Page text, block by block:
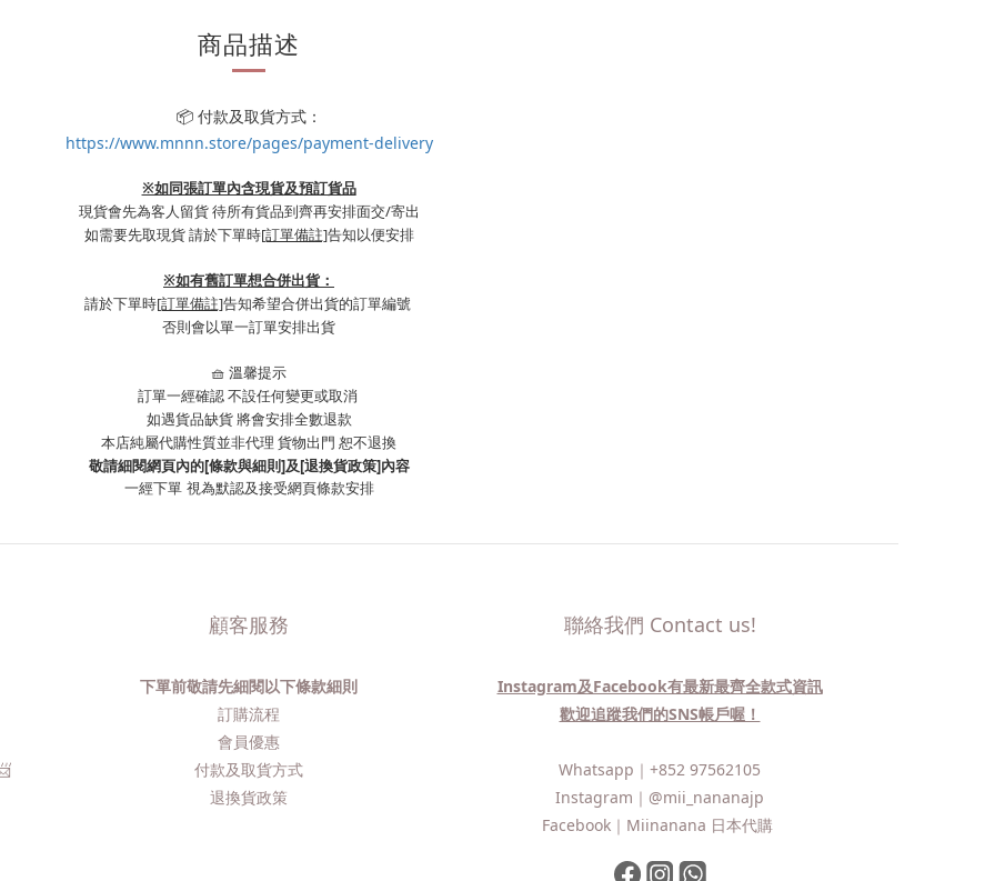
商品描述
📦 付款及取貨方式：
https://www.mnnn.store/pages/payment-delivery
※如同張訂單內含現貨及預訂貨品
現貨會先為客人留貨 待所有貨品到齊再安排面交/寄出
如需要先取現貨 請於下單時[訂單備註]告知以便安排
※如有舊訂單想合併出貨：
請於下單時[訂單備註]告知希望合併出貨的訂單編號
否則會以單一訂單安排出貨
🧺 溫馨提示
訂單一經確認 不設任何變更或取消
如遇貨品缺貨 將會安排全數退款
本店純屬代購性質並非代理 貨物出門 恕不退換
敬請細閱網頁內的[條款與細則]及[退換貨政策]內容
一經下單 視為默認及接受網頁條款安排
顧客服務
下單前敬請先細閱以下條款細則
訂購流程​
會員優惠
付款及取貨方式
退換貨政策
聯絡我們 Contact us!
Instagram及Facebook有最新最齊全款式資訊
歡迎追蹤我們的SNS帳戶喔！
Whatsapp｜ +852 97562105
Instagram｜ @mii_nananajp
Facebook｜ Miinanana 日本代購